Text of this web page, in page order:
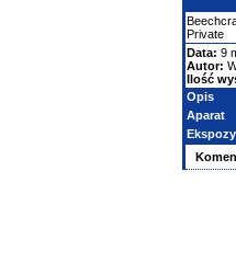
Private
Data: 9
Autor:
Ilość
Opis
Aparat